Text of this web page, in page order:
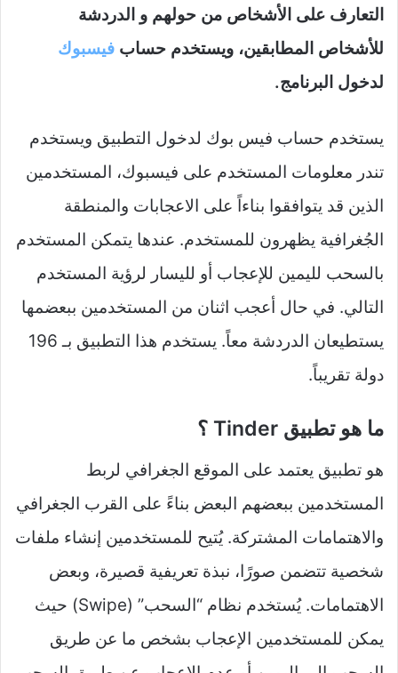
التعارف على الأشخاص من حولهم و الدردشة
للأشخاص المطابقين، ويستخدم حساب فيسبوك
لدخول البرنامج.
يستخدم حساب فيس بوك لدخول التطبيق ويستخدم
تندر معلومات المستخدم على فيسبوك، المستخدمين
الذين قد يتوافقوا بناءاً على الاعجابات والمنطقة
الجُغرافية يظهرون للمستخدم. عندها يتمكن المستخدم
بالسحب لليمين للإعجاب أو لليسار لرؤية المستخدم
التالي. في حال أعجب اثنان من المستخدمين ببعضمها
يستطيعان الدردشة معاً. يستخدم هذا التطبيق بـ 196
دولة تقريباً.
ما هو تطبيق Tinder ؟
هو تطبيق يعتمد على الموقع الجغرافي لربط
المستخدمين ببعضهم البعض بناءً على القرب الجغرافي
والاهتمامات المشتركة. يُتيح للمستخدمين إنشاء ملفات
شخصية تتضمن صورًا، نبذة تعريفية قصيرة، وبعض
الاهتمامات. يُستخدم نظام “السحب” (Swipe) حيث
يمكن للمستخدمين الإعجاب بشخص ما عن طريق